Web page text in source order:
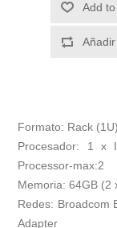
Add
Formato: Rack (1U)
Procesador: 1 x
Processor-max:2
Memoria: 64GB (2
Redes: Broadcom
Adapter